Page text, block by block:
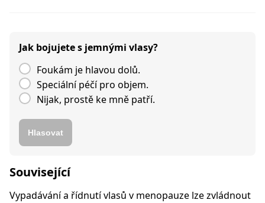
Jak bojujete s jemnými vlasy?
Foukám je hlavou dolů.
Speciální péčí pro objem.
Nijak, prostě ke mně patří.
Hlasovat
Související
Vypadávání a řídnutí vlasů v menopauze lze zvládnout